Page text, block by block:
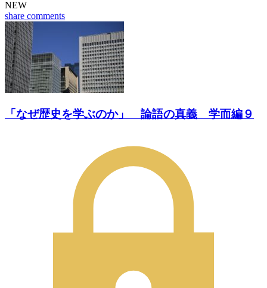
NEW
share comments
「なぜ歴史を学ぶのか」 論語の真義 学而編９